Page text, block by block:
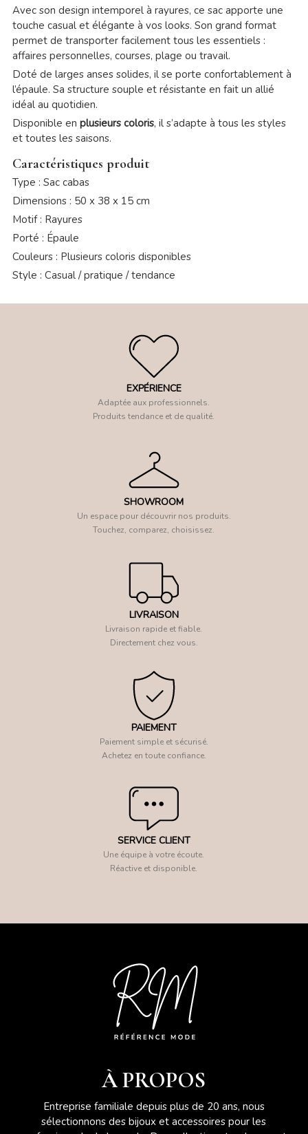
Avec son design intemporel à rayures, ce sac apporte une
touche casual et élégante à vos looks. Son grand format
permet de transporter facilement tous les essentiels :
affaires personnelles, courses, plage ou travail.
Doté de larges anses solides, il se porte confortablement à
l’épaule. Sa structure souple et résistante en fait un allié
idéal au quotidien.
Disponible en plusieurs coloris, il s’adapte à tous les styles
et toutes les saisons.
Caractéristiques produit
Type : Sac cabas
Dimensions : 50 x 38 x 15 cm
Motif : Rayures
Porté : Épaule
Couleurs : Plusieurs coloris disponibles
Style : Casual / pratique / tendance
EXPÉRIENCE
Adaptée aux professionnels.
Produits tendance et de qualité.
SHOWROOM
Un espace pour découvrir nos produits.
Touchez, comparez, choisissez.
LIVRAISON
Livraison rapide et fiable.
Directement chez vous.
PAIEMENT
Paiement simple et sécurisé.
Achetez en toute confiance.
SERVICE CLIENT
Une équipe à votre écoute.
Réactive et disponible.
À PROPOS
Entreprise familiale depuis plus de 20 ans, nous
sélectionnons des bijoux et accessoires pour les